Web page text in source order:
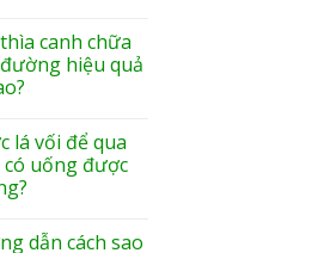
canh chữa
hiệu quả
lá vối để qua
có uống được
dẫn cách sao